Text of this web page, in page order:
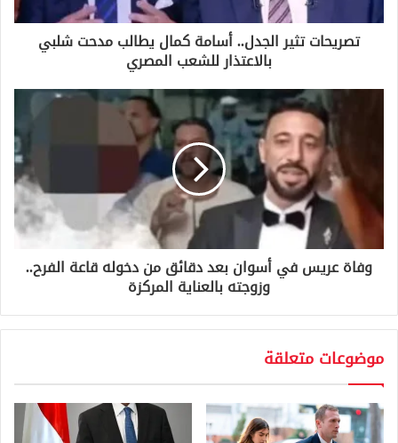
ر
تصريحات تثير الجدل.. أسامة كمال يطالب مدحت شلبي
بالاعتذار للشعب المصري
وفاة عريس في أسوان بعد دقائق من دخوله قاعة الفرح..
وزوجته بالعناية المركزة
موضوعات متعلقة